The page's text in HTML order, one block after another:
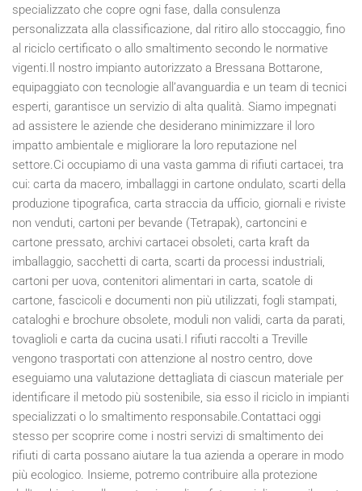
specializzato che copre ogni fase, dalla consulenza
personalizzata alla classificazione, dal ritiro allo stoccaggio, fino
al riciclo certificato o allo smaltimento secondo le normative
vigenti.Il nostro impianto autorizzato a Bressana Bottarone,
equipaggiato con tecnologie all’avanguardia e un team di tecnici
esperti, garantisce un servizio di alta qualità. Siamo impegnati
ad assistere le aziende che desiderano minimizzare il loro
impatto ambientale e migliorare la loro reputazione nel
settore.Ci occupiamo di una vasta gamma di rifiuti cartacei, tra
cui: carta da macero, imballaggi in cartone ondulato, scarti della
produzione tipografica, carta straccia da ufficio, giornali e riviste
non venduti, cartoni per bevande (Tetrapak), cartoncini e
cartone pressato, archivi cartacei obsoleti, carta kraft da
imballaggio, sacchetti di carta, scarti da processi industriali,
cartoni per uova, contenitori alimentari in carta, scatole di
cartone, fascicoli e documenti non più utilizzati, fogli stampati,
cataloghi e brochure obsolete, moduli non validi, carta da parati,
tovaglioli e carta da cucina usati.I rifiuti raccolti a Treville
vengono trasportati con attenzione al nostro centro, dove
eseguiamo una valutazione dettagliata di ciascun materiale per
identificare il metodo più sostenibile, sia esso il riciclo in impianti
specializzati o lo smaltimento responsabile.Contattaci oggi
stesso per scoprire come i nostri servizi di smaltimento dei
rifiuti di carta possano aiutare la tua azienda a operare in modo
più ecologico. Insieme, potremo contribuire alla protezione